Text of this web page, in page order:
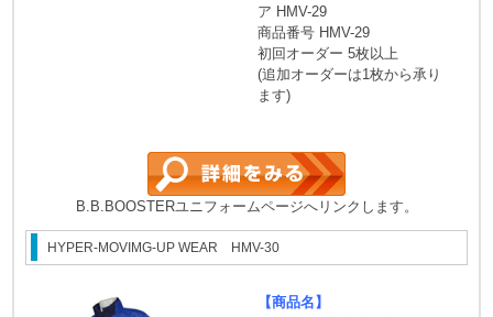
ア HMV-29
商品番号 HMV-29
初回オーダー 5枚以上
(追加オーダーは1枚から承り
ます)
B.B.BOOSTERユニフォームページへリンクします。
HYPER-MOVIMG-UP WEAR HMV-30
【商品名】